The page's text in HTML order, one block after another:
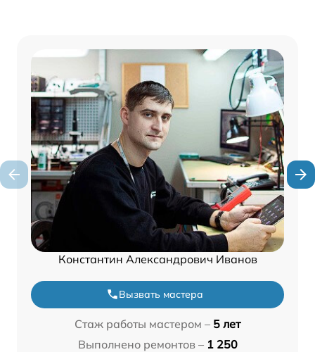
Константин Александрович Иванов
Вызвать мастера
Стаж работы мастером – 5 лет
Выполнено ремонтов – 1 250